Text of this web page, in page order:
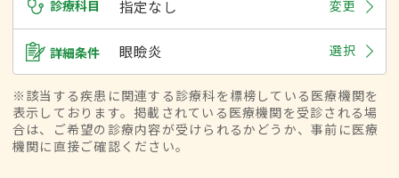
診療科目 指定なし 変更
詳細条件 眼瞼炎 選択
※該当する疾患に関連する診療科を標榜している医療機関を
表示しております。掲載されている医療機関を受診される場
合は、ご希望の診療内容が受けられるかどうか、事前に医療
機関に直接ご確認ください。